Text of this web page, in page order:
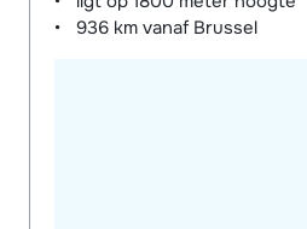
936 km vanaf Brussel